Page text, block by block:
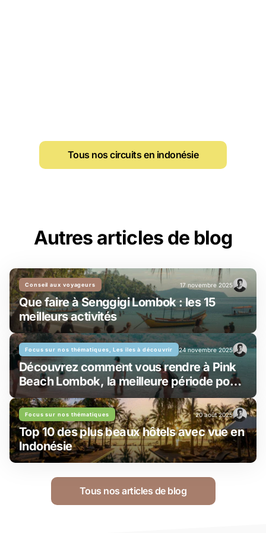
Tous nos circuits en indonésie
Autres articles de blog
Conseil aux voyageurs
Que faire à Senggigi Lombok : les 15
meilleurs activités
17 novembre 2025
Focus sur nos thématiques, Les iles à découvrir
Découvrez comment vous rendre à Pink
Beach Lombok, la meilleure période pour
y aller et tout sur le snorkeling !
24 novembre 2025
Focus sur nos thématiques
Top 10 des plus beaux hôtels avec vue en
Indonésie
20 août 2025
Tous nos articles de blog